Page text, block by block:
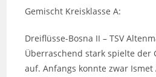
Gemischt Kreisklasse A:
Dreiflüsse-Bosna II – TSV
Überraschend stark spielte der
auf. Anfangs konnte zwar Ismet